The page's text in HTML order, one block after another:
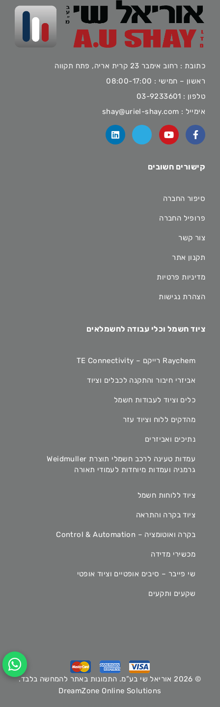
כתובת : רחוב אימבר 23 קרית אריה, פתח תקווה
ראשון – חמישי : 08:00-17:00
טלפון : 03-9233601
אימייל : shay@uriel-shay.com
קישורים חשובים
סיפור החברה
פרופיל החברה
צור קשר
תקנון אתר
מדיניות פרטיות
הצהרת נגישות
ציוד חשמל וכלי עבודה לחשמלאים
Raychem רייקם – TE Connectivity
אביזרי חיבור והתקנה לכבלים וציוד
כלים וציוד לעבודות חשמל
מהדקים ללוח וציוד עזר
נתיכים ואביזרים
עמדות טעינה לרכב חשמלי תוצרת Weidmuller
גרמניה ועמדות מיוחדות לעמודי תאורה
ציוד ללוחות חשמל
ציוד בקרה והתראה
בקרה ואוטומציה – Control & Automation
מכשירי מדידה
שי פייבר – סיבים אופטיים וציוד אופטי
שקעים ותקעים
© 2026 אוריאל שי בע”מ. התמונות באתר להמחשה בלבד.
DreamZone Online Solutions